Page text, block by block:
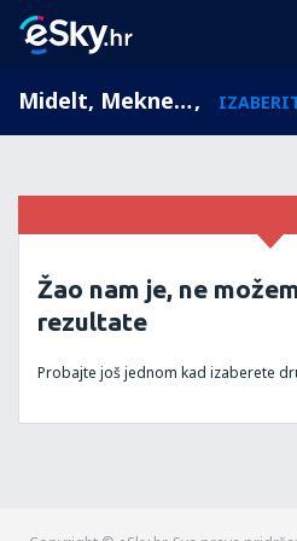
Midelt, Meknes-Tafilalet, Maroko,
Žao nam je, ne
rezultate
Probajte još jednom kad izaberete